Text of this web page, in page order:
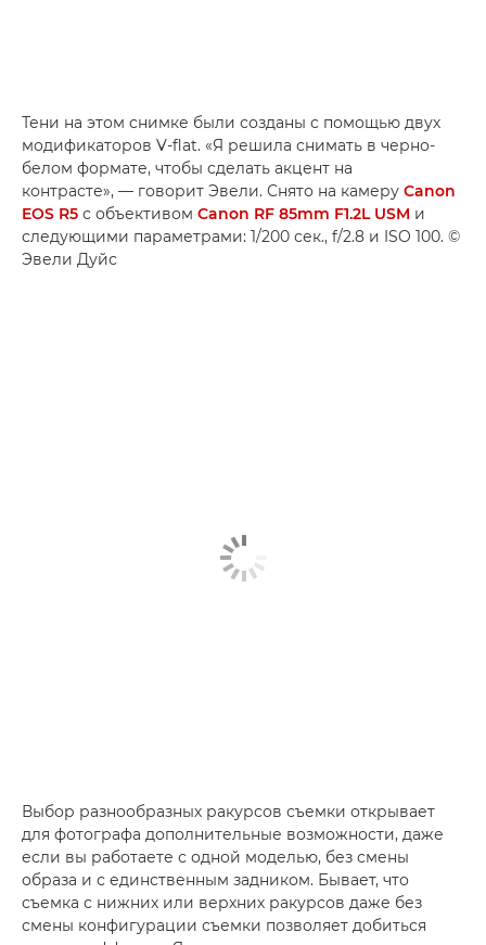
Тени на этом снимке были созданы с помощью двух
модификаторов V-flat. «Я решила снимать в черно-
белом формате, чтобы сделать акцент на
контрасте», — говорит Эвели. Снято на камеру Canon
EOS R5 с объективом Canon RF 85mm F1.2L USM и
следующими параметрами: 1/200 сек., f/2.8 и ISO 100. ©
Эвели Дуйс
Выбор разнообразных ракурсов съемки открывает
для фотографа дополнительные возможности, даже
если вы работаете с одной моделью, без смены
образа и с единственным задником. Бывает, что
съемка с нижних или верхних ракурсов даже без
смены конфигурации съемки позволяет добиться